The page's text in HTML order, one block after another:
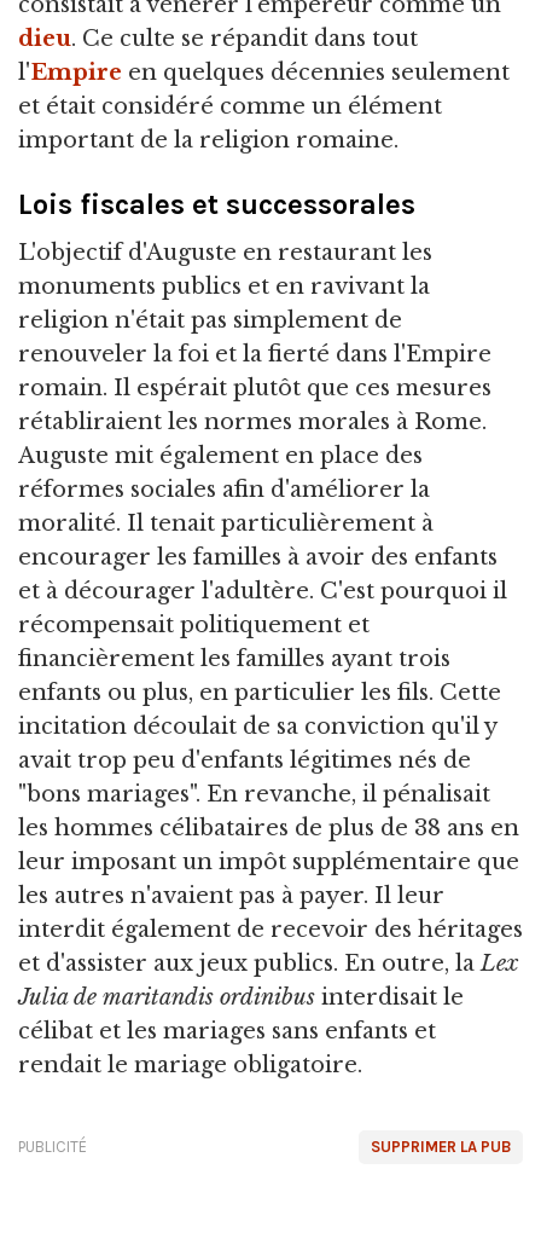
dieu. Ce culte se répandit dans tout
l'Empire en quelques décennies seulement
et était considéré comme un élément
important de la religion romaine.
Lois fiscales et successorales
L'objectif d'Auguste en restaurant les
monuments publics et en ravivant la
religion n'était pas simplement de
renouveler la foi et la fierté dans l'Empire
romain. Il espérait plutôt que ces mesures
rétabliraient les normes morales à Rome.
Auguste mit également en place des
réformes sociales afin d'améliorer la
moralité. Il tenait particulièrement à
encourager les familles à avoir des enfants
et à décourager l'adultère. C'est pourquoi il
récompensait politiquement et
financièrement les familles ayant trois
enfants ou plus, en particulier les fils. Cette
incitation découlait de sa conviction qu'il y
avait trop peu d'enfants légitimes nés de
"bons mariages". En revanche, il pénalisait
les hommes célibataires de plus de 38 ans en
leur imposant un impôt supplémentaire que
les autres n'avaient pas à payer. Il leur
interdit également de recevoir des héritages
et d'assister aux jeux publics. En outre, laLex
Julia de maritandis ordinibus interdisait le
célibat et les mariages sans enfants et
rendait le mariage obligatoire.
SUPPRIMER LA PUB
PUBLICITÉ